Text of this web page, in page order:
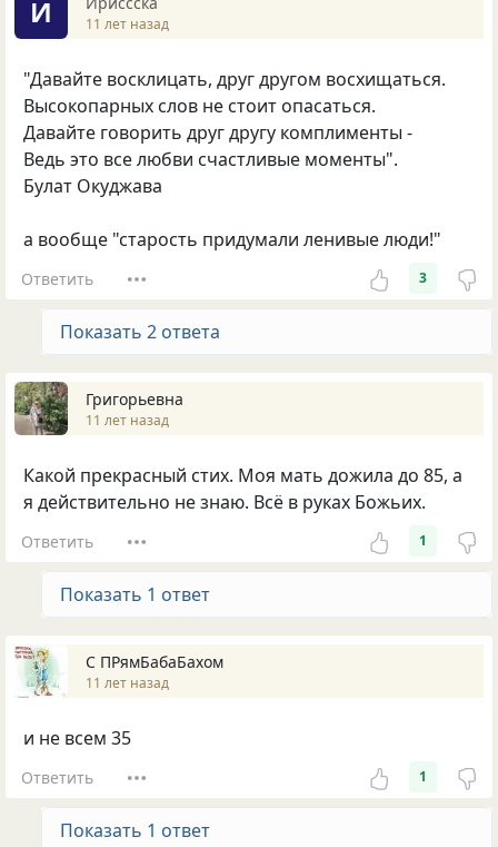
И 11 лет назад
"Давайте восклицать, друг другом восхищаться.
Высокопарных слов не стоит опасаться.
Давайте говорить друг другу комплименты -
Ведь это все любви счастливые моменты".
Булат Окуджава
а вообще "старость придумали ленивые люди!"
Ответить 3
Показать 2 ответа
Григорьевна
11 лет назад
Какой прекрасный стих. Моя мать дожила до 85, а
я действительно не знаю. Всё в руках Божьих.
Ответить 1
Показать 1 ответ
С ПРямБабаБахом
11 лет назад
и не всем 35
Ответить 1
Показать 1 ответ